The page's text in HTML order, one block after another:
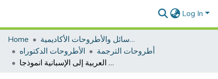
Log In
Home
الرسائل والأطروحات الأكاديمية
الأطروحات الدكتوراه
أطروحات الترجمة
النص السياحي بين الترجمة والتلقي دور الترجمة في استقطاب القارئ الآخر دراسة ترجمة الدلائل السياحية لهيئة تنشيط السياحة الأردنية من العربية إلى الإسبانية انموذجا